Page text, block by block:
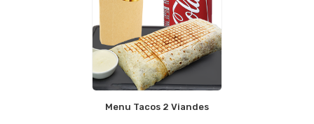
Menu Tacos 2 Viandes